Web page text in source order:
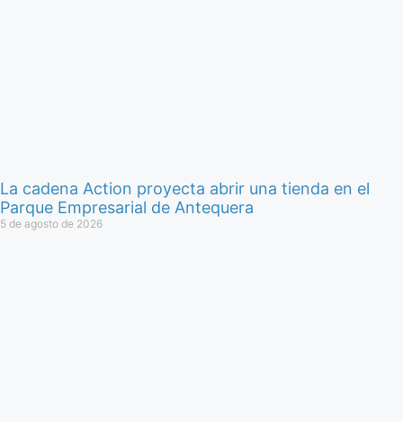
La cadena Action proyecta abrir una tienda en el
Parque Empresarial de Antequera
5 de agosto de 2026